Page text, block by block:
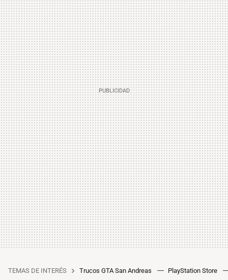
TEMAS DE INTERÉS Trucos GTA San Andreas PlayStation Store